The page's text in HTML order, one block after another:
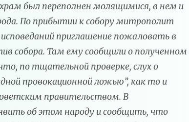
был переполнен молящимися, в нем и
По прибытии к собору митрополит
приглашение пожаловать в
собора. Там ему сообщили о полученном
по тщательной проверке, слух о
провокационной ложью”, как то и
правительством. В
об этом народу и сообщить, что